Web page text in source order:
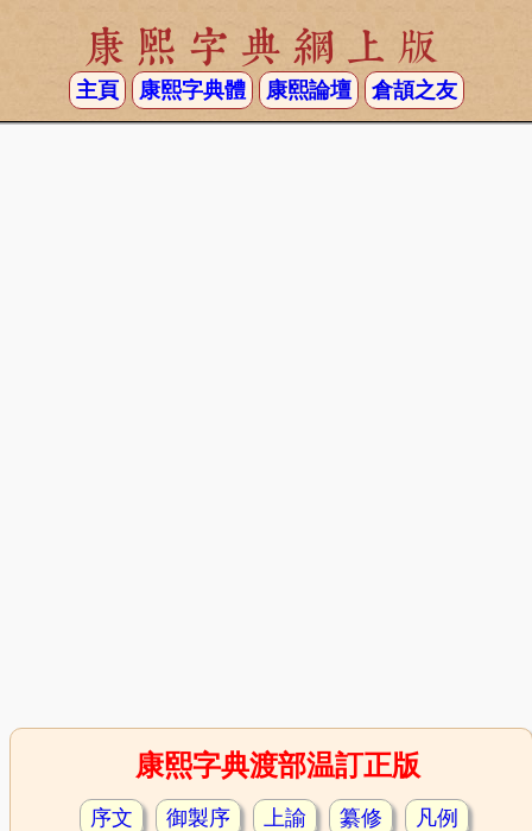
康熙字典網上版
主頁 康熙字典體 康熙論壇 倉頡之友
康熙字典渡部温訂正版
序文 御製序 上諭 纂修 凡例